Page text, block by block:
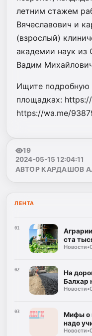
летним стажем
Вячеславович и
(взрослый)
академии наук из
Вадим
Ищите
площадках:
https://wa.me/
19
2024-05-15 12:04:11
АВТОР КАРДАШОВ
ЛЕНТА
01
ста
Новости•
02
На
Балхар
Новости•
03
Мифы о
надо
Новости•